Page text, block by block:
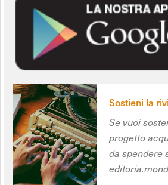
Sostieni la
Se vuoi
progetto
da spendere